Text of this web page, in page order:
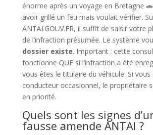
énorme après un voyage en Bretagne
avoir grillé un feu mais voulait vérifier.
ANTAI.GOUV.FR, il suffit de saisir votre
de l’infraction présumée. Le système
dossier existe. Important : cette
fonctionne QUE si l’infraction a été
vous êtes le titulaire du véhicule. Si vous
conducteur occasionnel, le propriétaire
en priorité.
Quels sont les signes
fausse amende ANTAI ?